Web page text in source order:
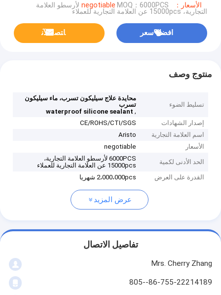
الأسعار：negotiable MOQ：6000PCS لأرسطو العلامة
التجارية، 15000pcs عن العلامة التجارية للعملاء
افضل سعر ﺎﺘﺼﻟ ﺍﻶﻧ
منتوج وصف
تسليط الضوء
محايدة علاج سيليكون تسرب، ماء سيليكون
تسرب
,
waterproof silicone sealant
إصدار الشهادات
CE/ROHS/CTI/SGS
اسم العلامة التجارية
Aristo
الأسعار
negotiable
الحد الأدنى لكمية
6000PCS لأرسطو العلامة التجارية،
15000pcs عن العلامة التجارية للعملاء
القدرة على العرض
2،000،000pcs شهريا
عرض المزيد
تفاصيل الاتصال
Mrs. Cherry Zhang
86-755-22214189--805